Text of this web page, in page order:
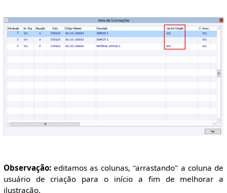
Observação:editamos as colunas, "arrastando" a coluna de
usuário de criação para o início a fim de melhorar a
ilustração.